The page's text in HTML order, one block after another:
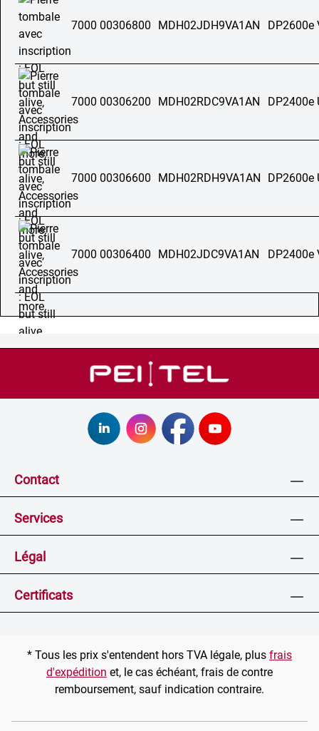
7000 00306800 MDH02JDH9VA1AN DP2600e
7000 00306200 MDH02RDC9VA1AN DP2400e
7000 00306600 MDH02RDH9VA1AN DP2600e
7000 00306400 MDH02JDC9VA1AN DP2400e
Contact
Services
Légal
Certificats
* Tous les prix s'entendent hors TVA légale, plus frais
d'expédition et, le cas échéant, frais de contre
remboursement, sauf indication contraire.